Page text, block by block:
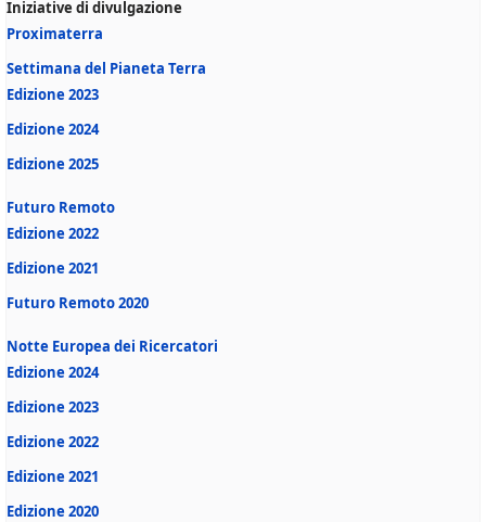
Iniziative di divulgazione
Proximaterra
Settimana del Pianeta Terra
Edizione 2023
Edizione 2024
Edizione 2025
Futuro Remoto
Edizione 2022
Edizione 2021
Futuro Remoto 2020
Notte Europea dei Ricercatori
Edizione 2024
Edizione 2023
Edizione 2022
Edizione 2021
Edizione 2020